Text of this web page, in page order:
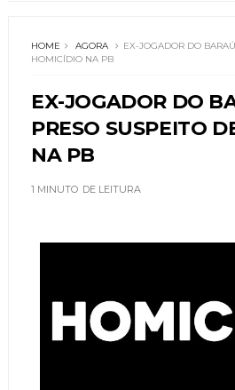
HOME AGORA
EX-JOGADOR DO
HOMICÍDIO NA PB
EX-JOGADOR DO
PRESO SUSPEITO
NA PB
1 MINUTO DE LEITURA